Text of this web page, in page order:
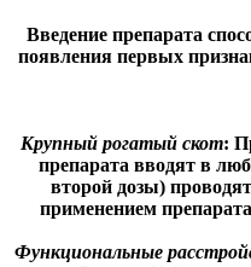
Введение препарата
появления первых
Крупный рогатый скот:
препарата вводят в
второй дозы)
применением
Функциональные